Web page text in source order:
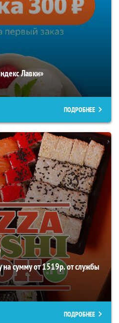
Лавки»
ПОДРОБНЕЕ
на сумму от 1519р. от службы
ПОДРОБНЕЕ